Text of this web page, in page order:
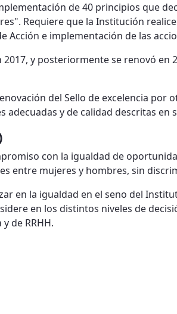
de 40 principios que
Requiere que la Institución
Acción e implementación de las
2017, y posteriormente se renovó
del Sello de excelencia por
y de calidad descritas en
con la igualdad de
entre mujeres y hombres, sin
en la igualdad en el seno del
en los distintos niveles de
de RRHH.